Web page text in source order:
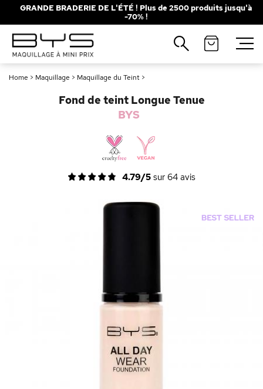
GRANDE BRADERIE DE L'ÉTÉ ! Plus de 2500 produits jusqu'à
-70% !
Home > Maquillage > Maquillage du Teint >
Fond de teint Longue Tenue
BYS
4.79/5 sur 64 avis
Fermer
Recherches populaires
Mascara
Fermer
Recherches populaires
Mascara